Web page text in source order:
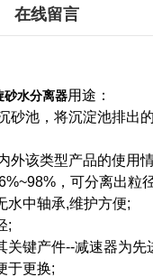
在线留言
砂水分离器用途：
砂池，将沉淀池排出
外该类型产品的使用
，可分离出粒
水中轴承,维护方便;
;
关键产件--减速器为
于更换;